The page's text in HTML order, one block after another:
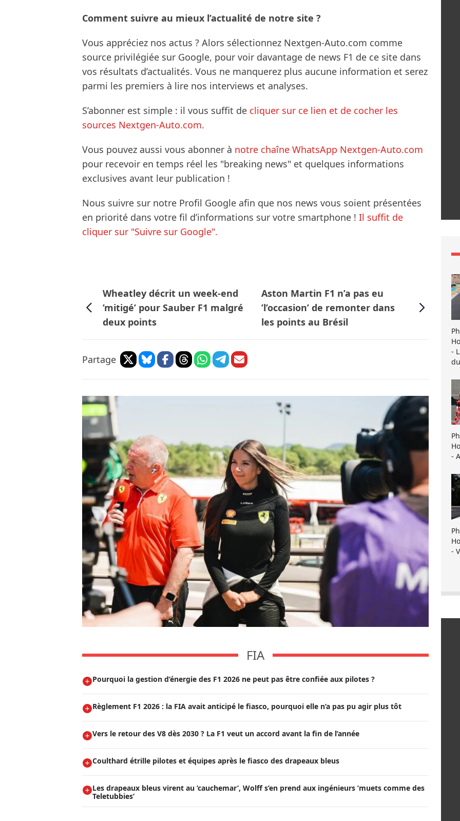
Comment suivre au mieux l’actualité de notre site ?
Vous appréciez nos actus ? Alors sélectionnez Nextgen-Auto.com comme
source privilégiée sur Google, pour voir davantage de news F1 de ce site dans
vos résultats d’actualités. Vous ne manquerez plus aucune information et serez
parmi les premiers à lire nos interviews et analyses.
S’abonner est simple : il vous suffit de cliquer sur ce lien et de cocher les
sources Nextgen-Auto.com.
Vous pouvez aussi vous abonner à notre chaîne WhatsApp Nextgen-Auto.com
pour recevoir en temps réel les "breaking news" et quelques informations
exclusives avant leur publication !
Nous suivre sur notre Profil Google afin que nos news vous soient présentées
en priorité dans votre fil d’informations sur votre smartphone ! Il suffit de
cliquer sur "Suivre sur Google".
Wheatley décrit un week-end
’mitigé’ pour Sauber F1 malgré
deux points
Aston Martin F1 n’a pas eu
’l’occasion’ de remonter dans
les points au Brésil
Partage
FIA
Pourquoi la gestion d’énergie des F1 2026 ne peut pas être confiée aux pilotes ?
Règlement F1 2026 : la FIA avait anticipé le fiasco, pourquoi elle n’a pas pu agir plus tôt
Vers le retour des V8 dès 2030 ? La F1 veut un accord avant la fin de l’année
Coulthard étrille pilotes et équipes après le fiasco des drapeaux bleus
Les drapeaux bleus virent au ’cauchemar’, Wolff s’en prend aux ingénieurs ’muets comme des
Teletubbies’
-
-
-